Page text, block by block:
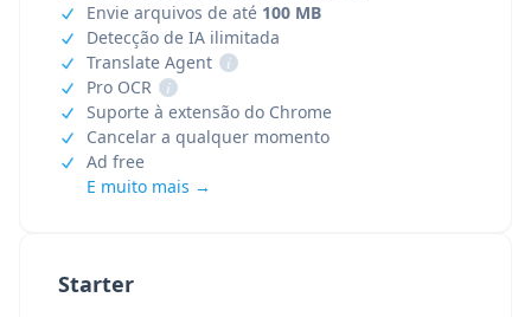
Starter
Envie arquivos de até 100 MB
Detecção de IA ilimitada
Translate Agent
i
Pro OCR
i
Suporte à extensão do Chrome
Cancelar a qualquer momento
Ad free
E muito mais →